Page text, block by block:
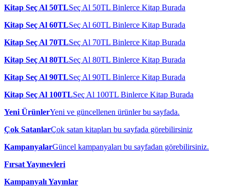
Kitap Seç Al 50TLSeç Al 50TL Binlerce Kitap Burada
Kitap Seç Al 60TLSeç Al 60TL Binlerce Kitap Burada
Kitap Seç Al 70TLSeç Al 70TL Binlerce Kitap Burada
Kitap Seç Al 80TLSeç Al 80TL Binlerce Kitap Burada
Kitap Seç Al 90TLSeç Al 90TL Binlerce Kitap Burada
Kitap Seç Al 100TLSeç Al 100TL Binlerce Kitap Burada
Yeni ÜrünlerYeni ve güncellenen ürünler bu sayfada.
Çok SatanlarÇok satan kitapları bu sayfada görebilirsiniz
KampanyalarGüncel kampanyaları bu sayfadan görebilirsiniz.
Fırsat Yayınevleri
Kampanyalı Yayınlar